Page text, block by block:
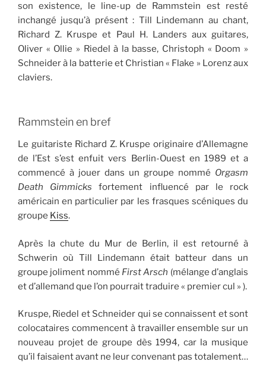
son existence, le line-up de Rammstein est resté
inchangé jusqu’à présent : Till Lindemann au chant,
Richard Z. Kruspe et Paul H. Landers aux guitares,
Oliver « Ollie » Riedel à la basse, Christoph « Doom »
Schneider à la batterie et Christian « Flake » Lorenz aux
claviers.
Rammstein en bref
Le guitariste Richard Z. Kruspe originaire d’Allemagne
de l’Est s’est enfuit vers Berlin-Ouest en 1989 et a
commencé à jouer dans un groupe nommé Orgasm
Death Gimmicks fortement influencé par le rock
américain en particulier par les frasques scéniques du
groupe Kiss.
Après la chute du Mur de Berlin, il est retourné à
Schwerin où Till Lindemann était batteur dans un
groupe joliment nommé First Arsch (mélange d’anglais
et d’allemand que l’on pourrait traduire « premier cul » ).
Kruspe, Riedel et Schneider qui se connaissent et sont
colocataires commencent à travailler ensemble sur un
nouveau projet de groupe dès 1994, car la musique
qu’il faisaient avant ne leur convenant pas totalement…